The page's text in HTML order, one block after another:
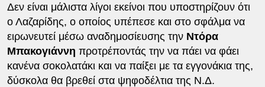
Δεν είναι μάλιστα λίγοι εκείνοι που υποστηρίζουν ότι
ο Λαζαρίδης, ο οποίος υπέπεσε και στο σφάλμα να
ειρωνευτεί μέσω αναδημοσίευσης την Ντόρα
Μπακογιάννη προτρέποντάς την να πάει να φάει
κανένα σοκολατάκι και να παίξει με τα εγγονάκια της,
δύσκολα θα βρεθεί στα ψηφοδέλτια της Ν.Δ.